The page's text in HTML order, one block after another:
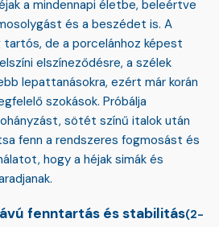
a mindennapi életbe, beleértve
és a beszédet is. A
tartós, de a porcelánhoz képest
elszíneződésre, a szélek
lepattanásokra, ezért már korán
szokások. Próbálja
sötét színű italok után
fenn a rendszeres fogmosást és
hogy a héjak simák és
fenntartás és stabilitás(2-